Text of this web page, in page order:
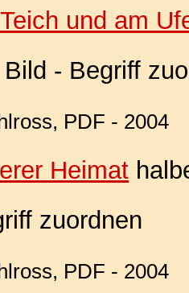
und am
- Begriff
PDF - 2004
Heimat
zuordnen
PDF - 2004